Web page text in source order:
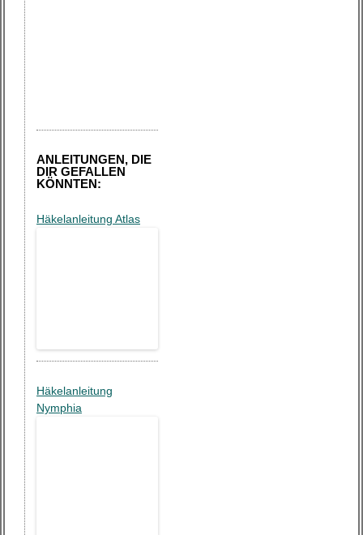
ANLEITUNGEN, DIE
DIR GEFALLEN
KÖNNTEN:
Häkelanleitung Atlas
Häkelanleitung
Nymphia